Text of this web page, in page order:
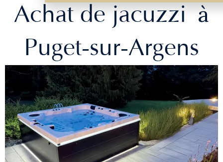
Achat de jacuzzià
Puget-sur-Argens